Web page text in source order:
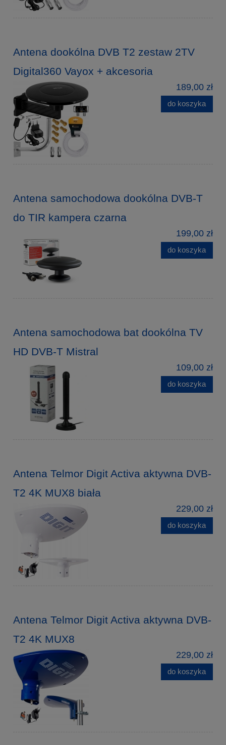
Antena dookólna DVB T2 zestaw 2TV
Digital360 Vayox + akcesoria
189,00 zł
do koszyka
Antena samochodowa dookólna DVB-T
do TIR kampera czarna
199,00 zł
do koszyka
Antena samochodowa bat dookólna TV
HD DVB-T Mistral
109,00 zł
do koszyka
Antena Telmor Digit Activa aktywna DVB-
T2 4K MUX8 biała
229,00 zł
do koszyka
Antena Telmor Digit Activa aktywna DVB-
T2 4K MUX8
229,00 zł
do koszyka